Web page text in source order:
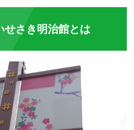
さき明治館とは